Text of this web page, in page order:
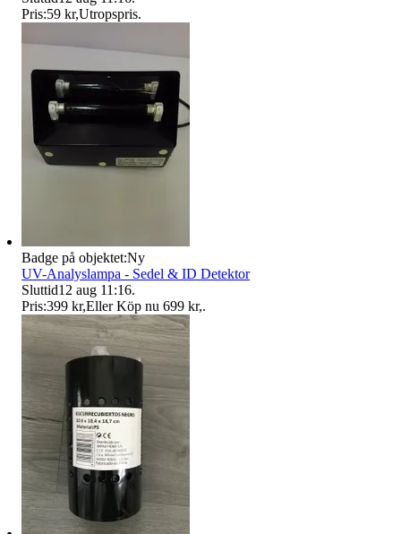
Pris:59 kr,Utropspris.
Badge på objektet:Ny
UV-Analyslampa - Sedel & ID Detektor
Sluttid12 aug 11:16.
Pris:399 kr,Eller Köp nu 699 kr,.